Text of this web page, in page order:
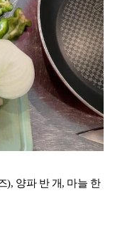
), 양파 반 개, 마늘 한